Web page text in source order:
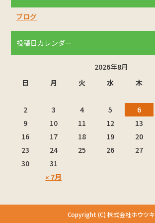
ブログ
投稿日カレンダー
2026年8月
日
月 火 水 木
« 7月
2
3 4 5 6
9
10 11 12 13
16
17 18 19 20
23
24 25 26 27
30
31
Copyright (C) 株式会社ホウツキ